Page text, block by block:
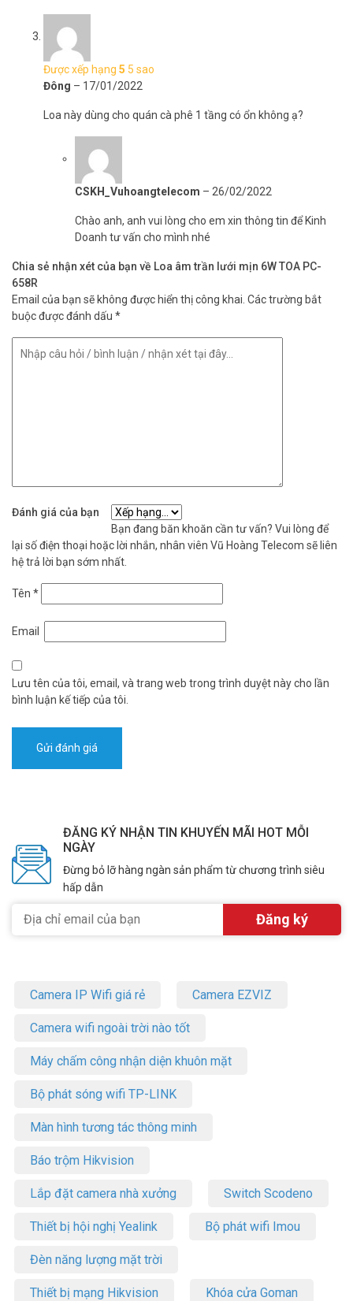
– Cấu tạo loa 16 cm (6′) hình nón.
– Kích thước lỗ lắp: φ170±5 mm (φ6.69’±0.2′).
– Độ dày trần: 5 – 25 mm (0.2′ – 0.98′).
– Phương pháp lắp loa: Dạng chốt kẹp.
màu tương đương).
– Khung: Thép bề mặt, trắng nhạt (RAL 9010 hoặc màu tương
đương), sơn.
– Kích thước φ192 × 73 (D) mm (φ7.56′ × 2.87′).
– Trọng lượng 500 g (1.1 lb).
– Bảo hành: 24 tháng.
Tham khảo thêm thông tin tạiFacebook Vuhoangtelecomnhé.
Được xếp hạng 5 5 sao
Đông – 17/01/2022
Loa này dùng cho quán cà phê 1 tầng có ổn không ạ?
CSKH_Vuhoangtelecom – 26/02/2022
Chào anh, anh vui lòng cho em xin thông tin để Kinh
Doanh tư vấn cho mình nhé
Chia sẻ nhận xét của bạn về Loa âm trần lưới mịn 6W TOA PC-
658R
Email của bạn sẽ không được hiển thị công khai. Các trường bắt
buộc được đánh dấu *
Đánh giá của bạn
Bạn đang băn khoăn cần tư vấn? Vui lòng để
lại số điện thoại hoặc lời nhắn, nhân viên Vũ Hoàng Telecom sẽ liên
hệ trả lời bạn sớm nhất.
Tên *
Email
Lưu tên của tôi, email, và trang web trong trình duyệt này cho lần
bình luận kế tiếp của tôi.
ĐĂNG KÝ NHẬN TIN KHUYẾN MÃI HOT MỖI
NGÀY
Đừng bỏ lỡ hàng ngàn sản phẩm từ chương trình siêu
hấp dẫn
Camera IP Wifi giá rẻ Camera EZVIZ
Camera wifi ngoài trời nào tốt
Máy chấm công nhận diện khuôn mặt
Bộ phát sóng wifi TP-LINK
Màn hình tương tác thông minh
Báo trộm Hikvision
Lắp đặt camera nhà xưởng Switch Scodeno
Thiết bị hội nghị Yealink Bộ phát wifi Imou
Đèn năng lượng mặt trời
Thiết bị mạng Hikvision Khóa cửa Goman